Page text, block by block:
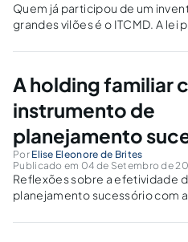
Quem já participou de um
grandes vilões é o ITCMD. A lei
imposto. No entanto, isso não
A holding familiar
instrumento de
planejamento
Por Elise Eleonore de Brites
Publicado em 04 de Setembro de
Reflexões sobre a efetividade
planejamento sucessório com
preservação patrimonial, por